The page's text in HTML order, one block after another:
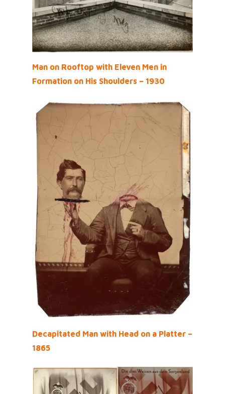
Man on Rooftop with Eleven Men in
Formation on His Shoulders – 1930
Decapitated Man with Head on a Platter –
1865